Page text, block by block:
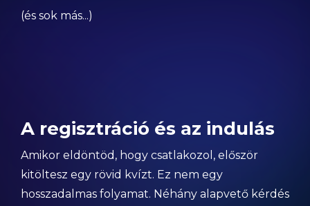
(és sok más...)
A regisztráció és az indulás
Amikor eldöntöd, hogy csatlakozol, először
kitöltesz egy rövid kvízt. Ez nem egy
hosszadalmas folyamat. Néhány alapvető kérdés